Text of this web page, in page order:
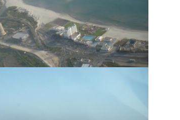
אם הגעתם לפה,
סימן שאתם מעוניינים
בפרטים נוספים.